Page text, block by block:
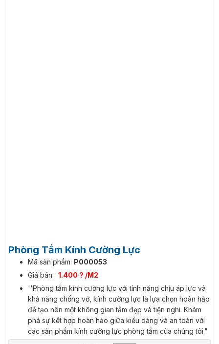
Phòng Tắm Kính Cường Lực
Mã sản phẩm: P000053
Giá bán: 1.400 ? /M2
''Phòng tắm kính cường lực với tính năng chịu áp lực và
khả năng chống vỡ, kính cường lực là lựa chọn hoàn hảo
để tạo nên một không gian tắm đẹp và tiện nghi. Khám
phá sự kết hợp hoàn hảo giữa kiểu dáng và an toàn với
các sản phẩm kính cường lực phòng tắm của chúng tôi."